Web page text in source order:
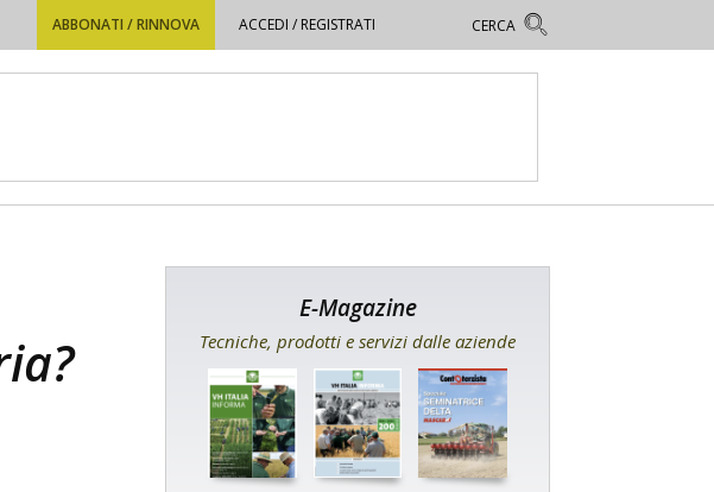
ABBONATI / RINNOVA ACCEDI / REGISTRATI
E-Magazine
Tecniche, prodotti e servizi dalle aziende